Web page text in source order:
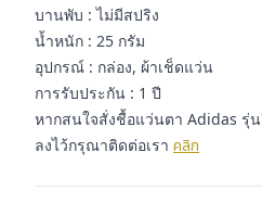
บานพับ : ไม่มีสปริง
น้ำหนัก : 25 กรัม
อุปกรณ์ : กล่อง, ผ้าเช็ดแว่น
การรับประกัน : 1 ปี
หากสนใจสั่งชื้อแว่นตา Adidas รุ่
ลงไว้กรุณาติดต่อเรา คลิก